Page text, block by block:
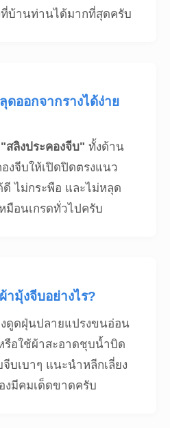
บ้านท่านได้มากที่สุดครับ
ออกจากรางได้ง่าย
"สลิงประคองจีบ" ทั้งด้าน
งจีบให้เปิดปิดตรงแนว
ไม่กระพือ และไม่หลุด
มือนเกรดทั่วไปครับ
มุ้งจีบอย่างไร?
งดูดฝุ่นปลายแปรงขนอ่อน
รือใช้ผ้าสะอาดชุบน้ำบิด
บเบาๆ แนะนำหลีกเลี่ยง
งมีคมเด็ดขาดครับ